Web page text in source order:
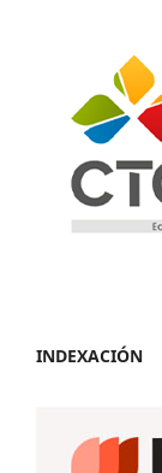
INDEXACIÓN